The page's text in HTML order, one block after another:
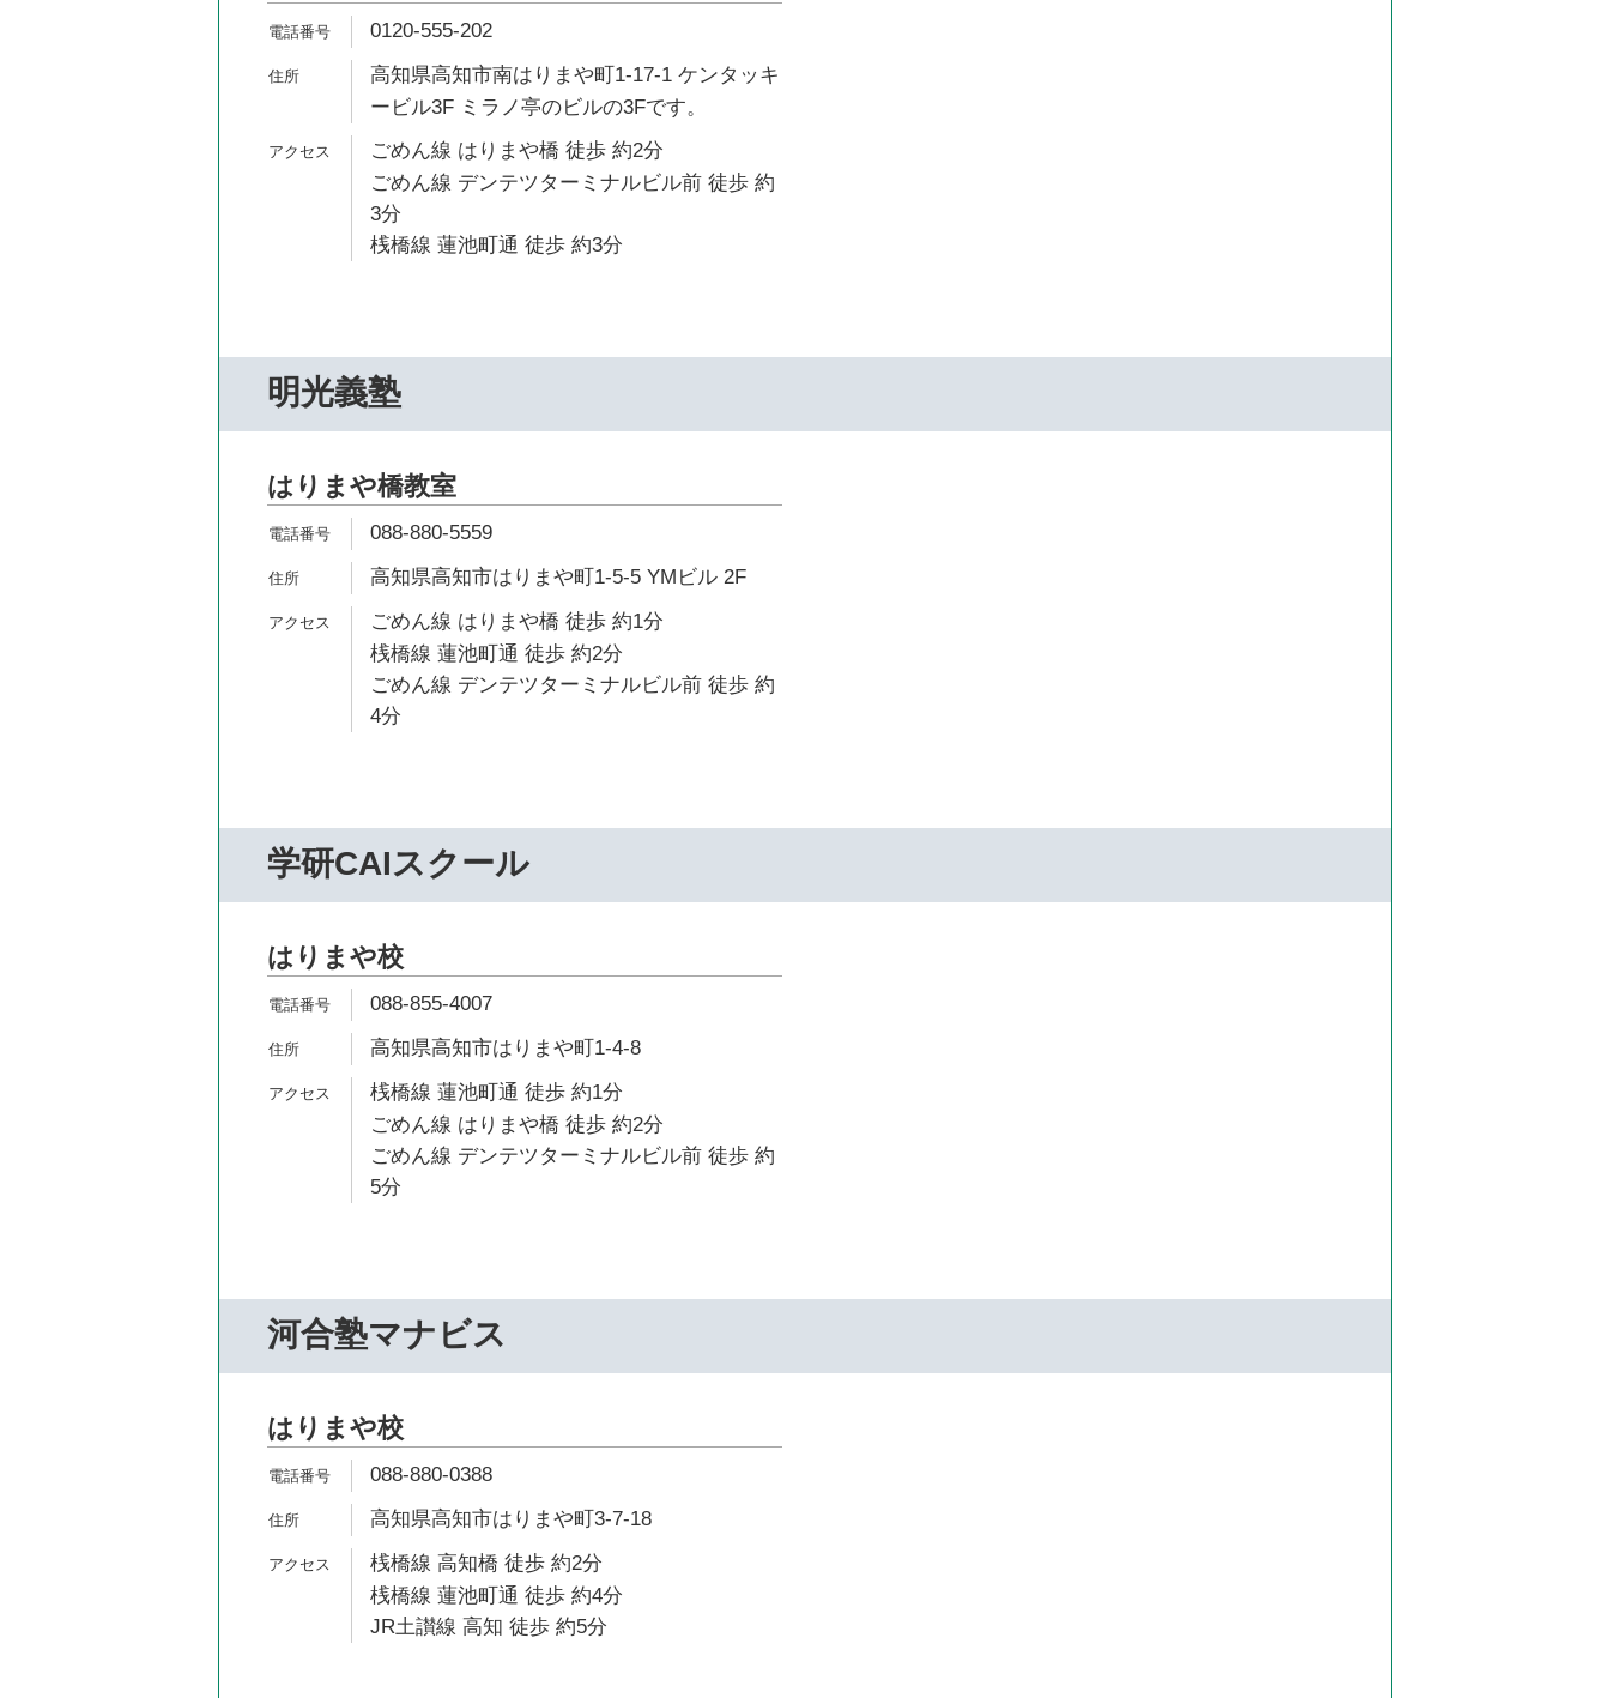
0120-555-202
高知県高知市南はりまや町1-17-1 ケンタッキ
ービル3F ミラノ亭のビルの3Fです。
ごめん線 はりまや橋 徒歩 約2分
ごめん線 デンテツターミナルビル前 徒歩 約
3分
桟橋線 蓮池町通 徒歩 約3分
明光義塾
はりまや橋教室
088-880-5559
高知県高知市はりまや町1-5-5 YMビル 2F
ごめん線 はりまや橋 徒歩 約1分
桟橋線 蓮池町通 徒歩 約2分
ごめん線 デンテツターミナルビル前 徒歩 約
4分
学研CAIスクール
はりまや校
088-855-4007
高知県高知市はりまや町1-4-8
桟橋線 蓮池町通 徒歩 約1分
ごめん線 はりまや橋 徒歩 約2分
ごめん線 デンテツターミナルビル前 徒歩 約
5分
河合塾マナビス
はりまや校
088-880-0388
高知県高知市はりまや町3-7-18
桟橋線 高知橋 徒歩 約2分
桟橋線 蓮池町通 徒歩 約4分
JR土讃線 高知 徒歩 約5分